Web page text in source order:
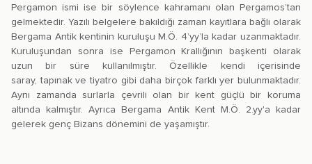
Pergamon ismi ise bir söylence kahramanı olan Pergamos’tan
gelmektedir. Yazılı belgelere bakıldığı zaman kayıtlara bağlı olarak
Bergama Antik kentinin kuruluşu M.Ö. 4’yy’la kadar uzanmaktadır.
Kuruluşundan sonra ise Pergamon Krallığının başkenti olarak
uzun bir süre kullanılmıştır. Özellikle kendi içerisinde
saray, tapınak ve tiyatro gibi daha birçok farklı yer bulunmaktadır.
Aynı zamanda surlarla çevrili olan bir kent güçlü bir koruma
altında kalmıştır. Ayrıca Bergama Antik Kent M.Ö. 2.yy'a kadar
gelerek genç Bizans dönemini de yaşamıştır.